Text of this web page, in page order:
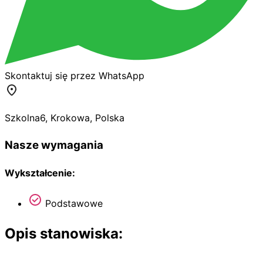
Skontaktuj się przez WhatsApp
Szkolna6, Krokowa, Polska
Nasze wymagania
Wykształcenie:
Podstawowe
Opis stanowiska: